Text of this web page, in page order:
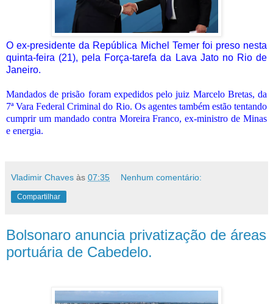
O ex-presidente da República Michel Temer foi preso nesta
quinta-feira (21), pela Força-tarefa da Lava Jato no Rio de
Janeiro.
Mandados de prisão foram expedidos pelo juiz Marcelo Bretas, da
7ª Vara Federal Criminal do Rio. Os agentes também estão tentando
cumprir um mandado contra Moreira Franco, ex-ministro de Minas
e energia.
Vladimir Chaves às 07:35 Nenhum comentário:
Compartilhar
Bolsonaro anuncia privatização de áreas
portuária de Cabedelo.